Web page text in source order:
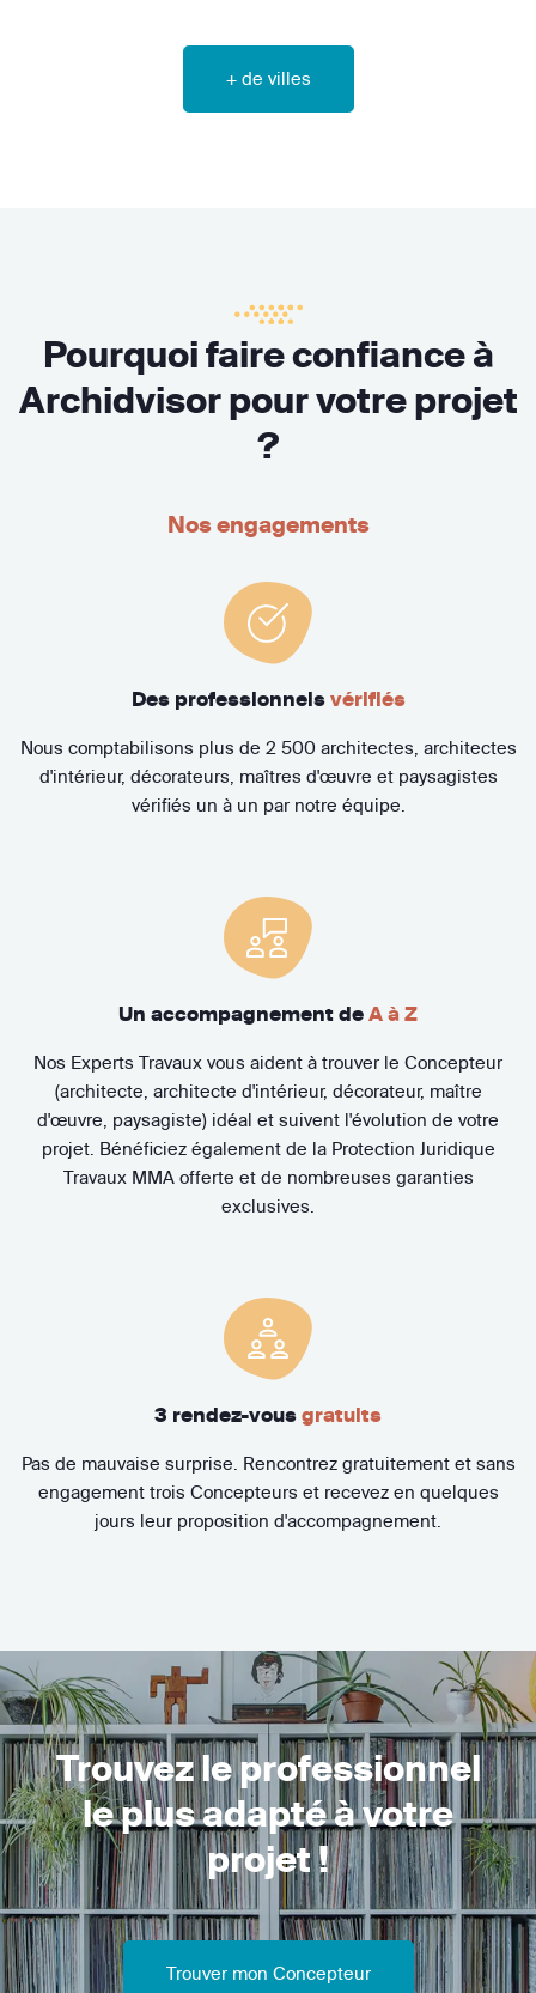
+ de villes
Pourquoi faire confiance à
Archidvisor pour votre projet
?
Nos engagements
Des professionnels vérifiés
Nous comptabilisons plus de 2 500 architectes, architectes
d'intérieur, décorateurs, maîtres d'œuvre et paysagistes
vérifiés un à un par notre équipe.
Un accompagnement de A à Z
Nos Experts Travaux vous aident à trouver le Concepteur
(architecte, architecte d'intérieur, décorateur, maître
d'œuvre, paysagiste) idéal et suivent l'évolution de votre
projet. Bénéficiez également de la Protection Juridique
Travaux MMA offerte et de nombreuses garanties
exclusives.
3 rendez-vous gratuits
Pas de mauvaise surprise. Rencontrez gratuitement et sans
engagement trois Concepteurs et recevez en quelques
jours leur proposition d'accompagnement.
Trouvez le professionnel
le plus adapté à votre
projet !
Trouver mon Concepteur